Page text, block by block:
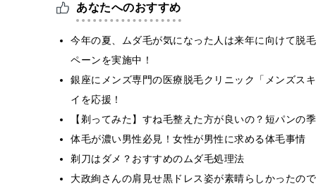
あなたへのおすすめ
今年の夏、ムダ毛が気になった人は来年に向けて脱
ペーンを実施中！
銀座にメンズ専門の医療脱毛クリニック「メンズス
イを応援！
【剃ってみた】すね毛整えた方が良いの？短パンの
体毛が濃い男性必見！女性が男性に求める体毛事情
剃刀はダメ？おすすめのムダ毛処理法
大政絢さんの肩見せ黒ドレス姿が素晴らしかったの